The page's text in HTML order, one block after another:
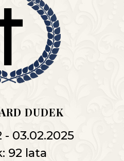
DUDEK
- 03.02.2025
92 lata